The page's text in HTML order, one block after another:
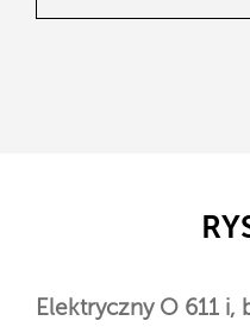
Elektryczny O 611 i,